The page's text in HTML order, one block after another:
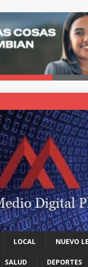
LOCAL NUEVO
SALUD DEPORTES